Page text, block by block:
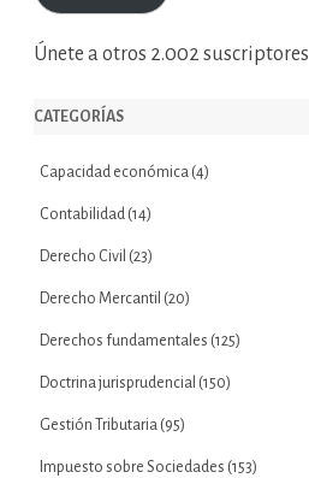
Únete a otros 2.002 suscriptores
CATEGORÍAS
Capacidad económica (4)
Contabilidad (14)
Derecho Civil (23)
Derecho Mercantil (20)
Derechos fundamentales (125)
Doctrina jurisprudencial (150)
Gestión Tributaria (95)
Impuesto sobre Sociedades (153)